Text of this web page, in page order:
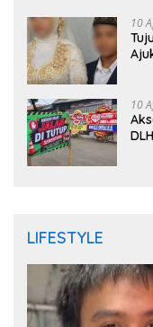
10
10
LIFESTYLE